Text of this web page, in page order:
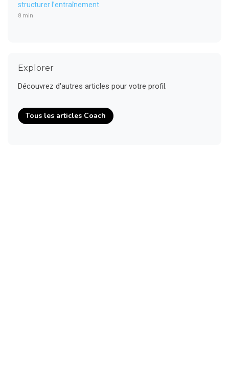
structurer l’entraînement
8 min
Explorer
Découvrez d'autres articles pour votre profil.
Tous les articles Coach